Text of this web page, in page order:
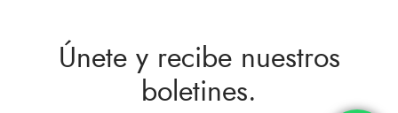
Únete y recibe nuestros
boletines.